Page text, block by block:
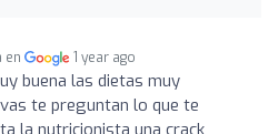
en 1 year ago
buena las dietas muy
te preguntan lo que te
la nutricionista una crack